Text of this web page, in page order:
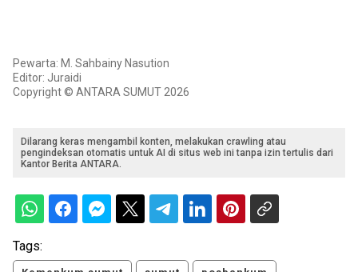
Pewarta: M. Sahbainy Nasution
Editor: Juraidi
Copyright © ANTARA SUMUT 2026
Dilarang keras mengambil konten, melakukan crawling atau
pengindeksan otomatis untuk AI di situs web ini tanpa izin tertulis dari
Kantor Berita ANTARA.
Tags: